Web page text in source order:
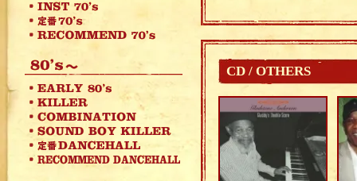
CD / OTHERS